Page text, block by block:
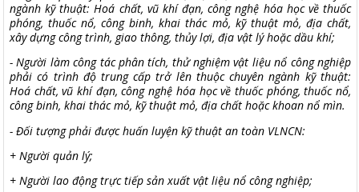
ngành kỹ thuật: Hoá chất, vũ khí đạn, công nghệ hóa học về thuốc
phóng, thuốc nổ, công binh, khai thác mỏ, kỹ thuật mỏ, địa chất,
xây dựng công trình, giao thông, thủy lợi, địa vật lý hoặc dầu khí;
- Người làm công tác phân tích, thử nghiệm vật liệu nổ công nghiệp
phải có trình độ trung cấp trở lên thuộc chuyên ngành kỹ thuật:
Hoá chất, vũ khí đạn, công nghệ hóa học về thuốc phóng, thuốc nổ,
công binh, khai thác mỏ, kỹ thuật mỏ, địa chất hoặc khoan nổ mìn.
- Đối tượng phải được huấn luyện kỹ thuật an toàn VLNCN:
+Người quản lý;
+ Ngườilao động trực tiếp sản xuấtvật liệu nổ công nghiệp;